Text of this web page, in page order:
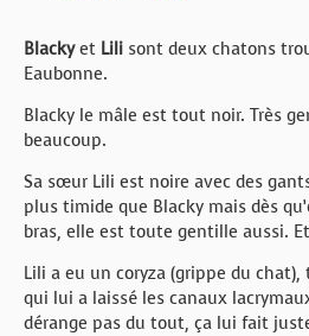
Blackyet Lili sont deux chatons
Eaubonne.
Blacky le mâle est tout noir. Très
beaucoup.
Sa sœur Lili est noire avec des
plus timide que Blacky mais dès
bras, elle est toute gentille aussi.
Lili a eu un coryza (grippe du
qui lui a laissé les canaux
dérange pas du tout, ça lui fait